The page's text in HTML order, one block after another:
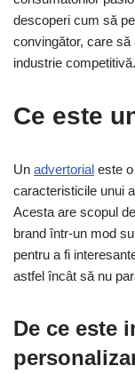
descoperi cum să
convingător, care să
industrie competitivă.
Ce este
Un advertorial este
caracteristicile unui
Acesta are scopul
brand într-un mod
pentru a fi
astfel încât să nu
De ce este